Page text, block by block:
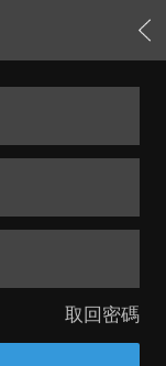
取回密碼